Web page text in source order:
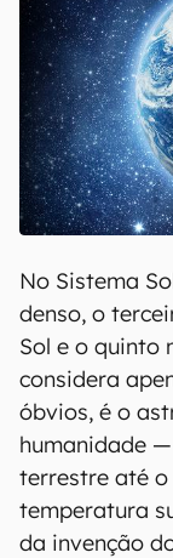
No Sistema
denso, o
Sol e o quinto
considera
óbvios, é o
humanidade
terrestre até o
temperatura
da invenção